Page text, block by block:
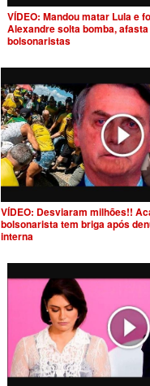
VÍDEO: Mandou matar Lula e
Alexandre solta bomba,
bolsonaristas
VÍDEO: Desviaram milhões!!
bolsonarista tem briga após
interna